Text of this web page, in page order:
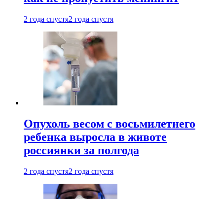
2 года спустя2 года спустя
Опухоль весом с восьмилетнего
ребенка выросла в животе
россиянки за полгода
2 года спустя2 года спустя